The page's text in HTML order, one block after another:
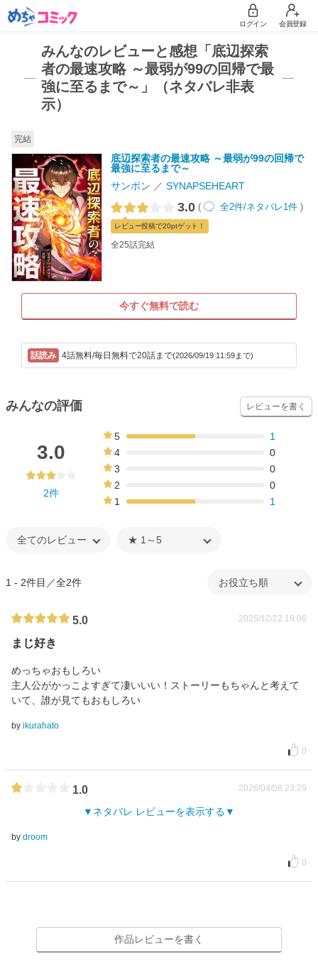
ログイン 会員登録
みんなのレビューと感想「底辺探索
者の最速攻略 ～最弱が99の回帰で最
強に至るまで～」（ネタバレ非表
示）
完結
底辺探索者の最速攻略 ～最弱が99の回帰で
最強に至るまで～
サンボン
SYNAPSEHEART
3.0 ( 全2件/ネタバレ1件 )
レビュー投稿で20ptゲット！
全25話完結
今すぐ無料で読む
4話無料/毎日無料で20話まで(2026/09/19 11:59まで)
みんなの評価 レビューを書く
3.0
2件
5
1
4
0
3
0
2
0
1
1
1 - 2件目／全2件
5.0 2025/12/22 19:06
まじ好き
めっちゃおもしろい
主人公がかっこよすぎて凄いいい！ストーリーもちゃんと考えて
いて、誰が見てもおもしろい
by ikurahato
0
1.0 2026/04/08 23:29
ネタバレ レビューを表示する
by droom
0
作品レビューを書く